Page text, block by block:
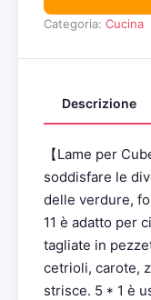
Categoria: Cucina
Descrizione
【Lame per
soddisfare le
delle verdure,
11 è adatto per
tagliate in
cetrioli, carote,
strisce. 5 * 1 è